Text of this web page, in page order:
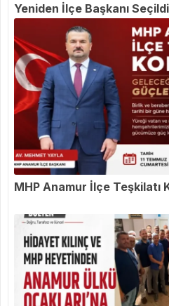
Yeniden İlçe Başkanı Seçildi
MHP Anamur İlçe Teşkilatı